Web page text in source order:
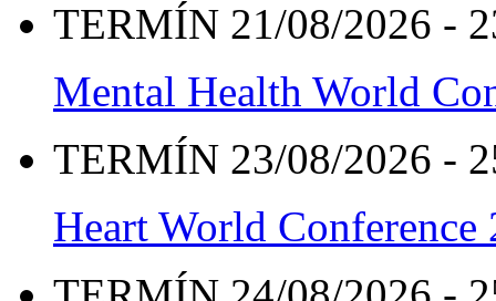
TERMÍN 21/08/2026 -
Mental Health World
TERMÍN 23/08/2026 -
Heart World Conference